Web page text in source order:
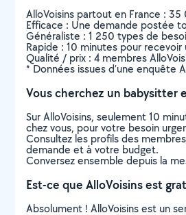
AlloVoisins partout en France :
Efficace : Une demande postée
Généraliste : 1 250 types de
Rapide : 10 minutes pour
Qualité / prix : 4 membres
* Données issues d’une enquête
Vous cherchez un babysitter
Sur AlloVoisins, seulement 10
chez vous, pour votre besoin
Consultez les profils des
demande et à votre budget.
Conversez ensemble depuis la
Est-ce que AlloVoisins est
Absolument ! AlloVoisins est un